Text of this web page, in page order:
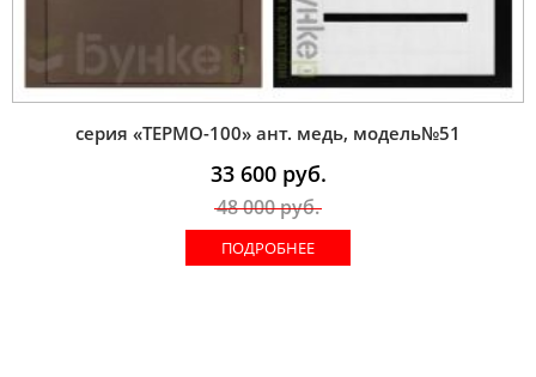
серия «ТЕРМО-100» ант. медь, модель№51
33 600руб.
48 000руб.
ПОДРОБНЕЕ